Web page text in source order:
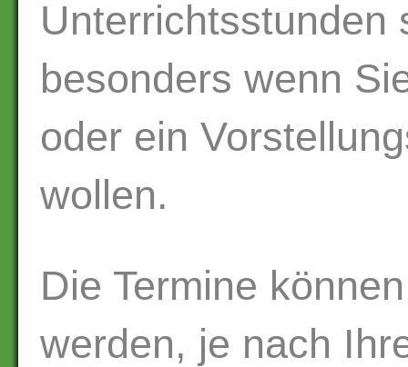
Unterrichtsstunden
besonders wenn
oder ein
wollen.
Die Termine
werden, je nach